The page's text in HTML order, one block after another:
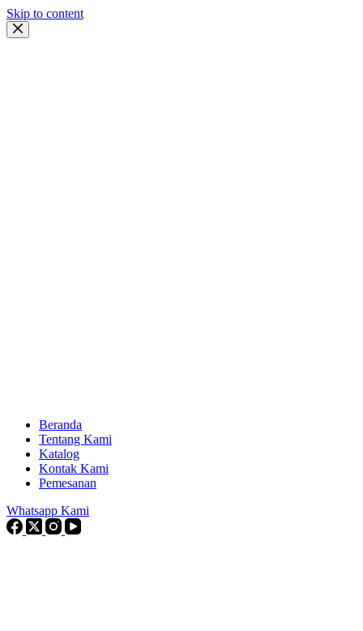
Skip to content
Beranda
Tentang Kami
Katalog
Kontak Kami
Pemesanan
Whatsapp Kami